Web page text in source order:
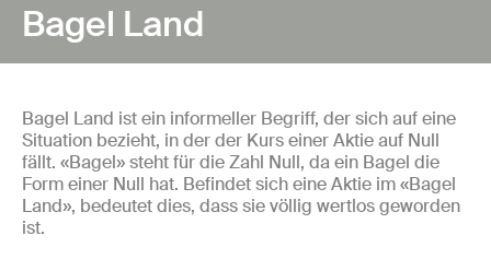
Bagel Land
Bagel Land ist ein informeller Begriff, der sich auf eine
Situation bezieht, in der der Kurs einer Aktie auf Null
fällt. «Bagel» steht für die Zahl Null, da ein Bagel die
Form einer Null hat. Befindet sich eine Aktie im «Bagel
Land», bedeutet dies, dass sie völlig wertlos geworden
ist.